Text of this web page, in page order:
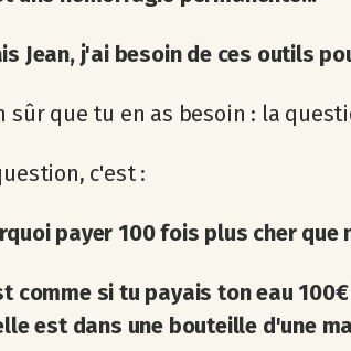
Jean, j'ai besoin de ces outils
sûr que tu en as besoin : la
c'est :
payer 100 fois plus cher que
comme si tu payais ton eau
est dans une bouteille d'une